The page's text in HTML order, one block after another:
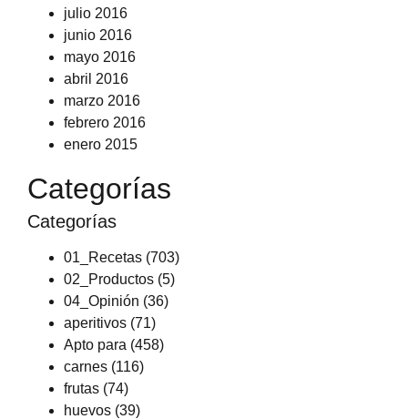
julio 2016
junio 2016
mayo 2016
abril 2016
marzo 2016
febrero 2016
enero 2015
Categorías
Categorías
01_Recetas (703)
02_Productos (5)
04_Opinión (36)
aperitivos (71)
Apto para (458)
carnes (116)
frutas (74)
huevos (39)